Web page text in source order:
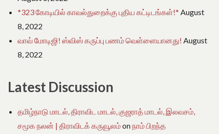
*323 கோடியில் காவல்துறைக்கு புதிய கட்டிடங்கள்!* August
8, 2022
வாவ் மோடிஜி! ஸ்விஸ் கருப்பு பணம் வெள்ளையானது! August
8, 2022
Latest Discussion
தமிழ்நாடு மாடல், திராவிட மாடல், குஜராத் மாடல், இலவசம்,
சமூக நலன் | திராவிடக் கருவூலம்onநாம் பிறந்த